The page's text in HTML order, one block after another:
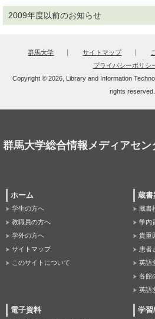
2009年度以前のお知らせ
群馬大学 サイトマップ
プライバシーポリシ
Copyright © 2026, Library and Information
rights reserved.
群馬大学総合情報メディアセン
ホーム
学生の方へ
教職員の方へ
学外の方へ
サイトマップ
このサイトについて
蔵書
蔵書
学内
貴重
患者
英語
各館
英語
電子資料 学習